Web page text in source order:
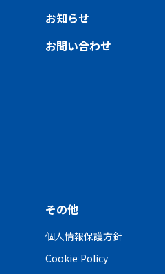
お知らせ
お問い合わせ
その他
個人情報保護方針
Cookie Policy